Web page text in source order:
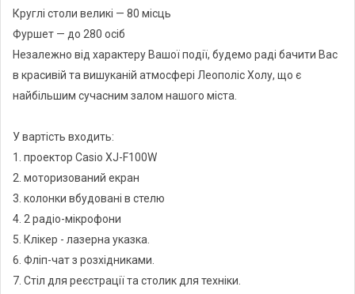
Круглі столи великі — 80 місць
Фуршет — до 280 осіб
Незалежно від характеру Вашої події, будемо раді бачити Вас
в красивій та вишуканій атмосфері Леополіс Холу, що є
найбільшим сучасним залом нашого міста.
У вартість входить:
1. проектор Casio XJ-F100W
2. моторизований екран
3. колонки вбудовані в стелю
4. 2 радіо-мікрофони
5. Клікер - лазерна указка.
6. Фліп-чат з розхідниками.
7. Стіл для реєстрації та столик для техніки.